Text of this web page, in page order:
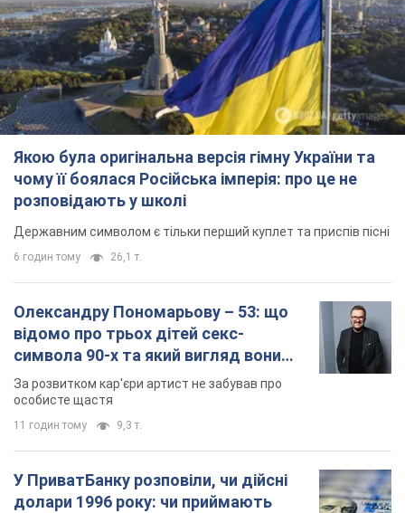
Якою була оригінальна версія гімну України та
чому її боялася Російська імперія: про це не
розповідають у школі
Державним символом є тільки перший куплет та приспів пісні
6 годин тому 26,1 т.
Олександру Пономарьову – 53: що
відомо про трьох дітей секс-
символа 90-х та який вигляд вони
мають
За розвитком кар'єри артист не забував про
особисте щастя
11 годин тому 9,3 т.
У ПриватБанку розповіли, чи дійсні
долари 1996 року: чи приймають